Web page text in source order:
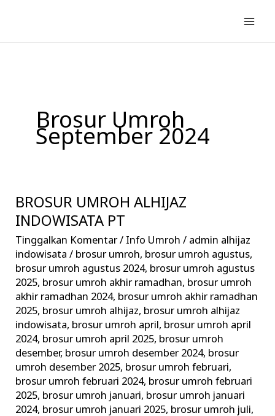
konten
Brosur Umroh
September 2024
BROSUR UMROH ALHIJAZ
INDOWISATA PT
Tinggalkan Komentar/ Info Umroh / admin alhijaz
indowisata/ brosur umroh, brosur umroh agustus,
brosur umroh agustus 2024, brosur umroh agustus
2025, brosur umroh akhir ramadhan, brosur umroh
akhir ramadhan 2024, brosur umroh akhir ramadhan
2025, brosur umroh alhijaz, brosur umroh alhijaz
indowisata, brosur umroh april, brosur umroh april
2024, brosur umroh april 2025, brosur umroh
desember, brosur umroh desember 2024, brosur
umroh desember 2025, brosur umroh februari,
brosur umroh februari 2024, brosur umroh februari
2025, brosur umroh januari, brosur umroh januari
2024, brosur umroh januari 2025, brosur umroh juli,
BROSUR
UMROH
ALHIJAZ
INDOWISATA
PT